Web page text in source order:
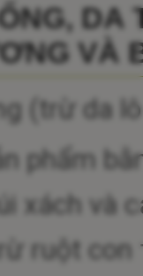
DA
VÀ
(trừ da
phẩm
xách và
ruột con